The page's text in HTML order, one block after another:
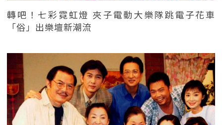
轉吧！七彩霓虹燈 夾子電動大樂隊跳電子花車
「俗」出樂壇新潮流